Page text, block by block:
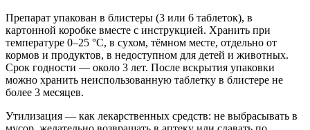
Препарат упакован в блистеры (3 или 6 таблеток), в
картонной коробке вместе с инструкцией. Хранить при
температуре 0–25 °C, в сухом, тёмном месте, отдельно от
кормов и продуктов, в недоступном для детей и животных.
Срок годности — около 3 лет. После вскрытия упаковки
можно хранить неиспользованную таблетку в блистере не
более 3 месяцев.
Утилизация — как лекарственных средств: не выбрасывать в